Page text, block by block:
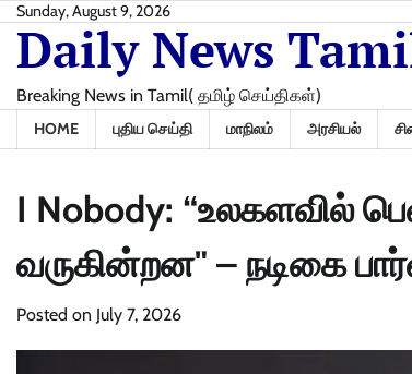
Skip
content
Sunday, August 9, 2026
Daily News
Breaking News in Tamil( தமிழ் செய்திகள்)
HOME புதிய செய்தி மாநிலம் அரசியல்
I Nobody: “உலகளவில்
வருகின்றன" – நடிகை
Posted on July 7, 2026